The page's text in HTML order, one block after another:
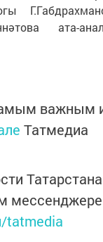
ата-
важным
Татмедиа
tatmedia